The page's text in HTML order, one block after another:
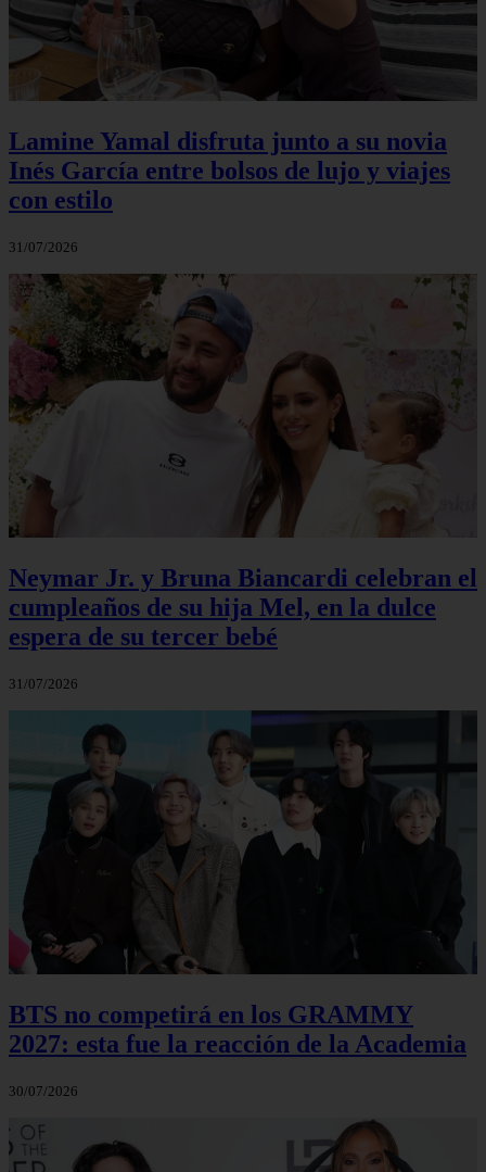
Lamine Yamal disfruta junto a su novia
Inés García entre bolsos de lujo y viajes
con estilo
31/07/2026
Neymar Jr. y Bruna Biancardi celebran el
cumpleaños de su hija Mel, en la dulce
espera de su tercer bebé
31/07/2026
BTS no competirá en los GRAMMY
2027: esta fue la reacción de la Academia
30/07/2026